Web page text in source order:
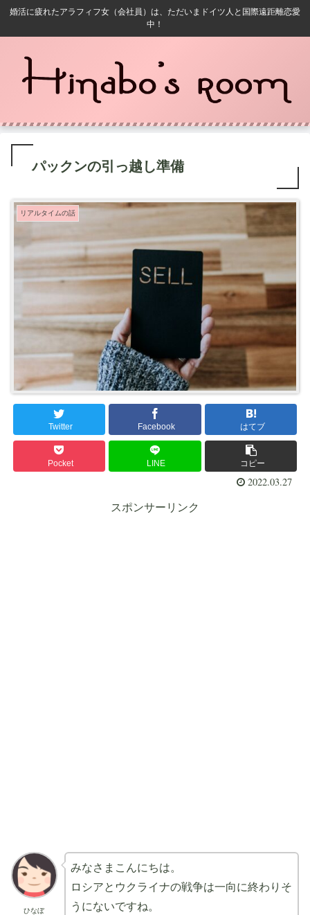
婚活に疲れたアラフィフ女（会社員）は、ただいまドイツ人と国際遠距離恋愛
中！
パックンの引っ越し準備
リアルタイムの話
Twitter Facebook はてブ
Pocket LINE コピー
2022.03.27
スポンサーリンク
ひなぼ
みなさまこんにちは。
ロシアとウクライナの戦争は一向に終わりそ
うにないですね。